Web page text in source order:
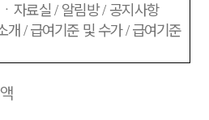
ㆍ 자료실/ 알림방/ 공지사항
개/급여기준 및 수가/급여기준